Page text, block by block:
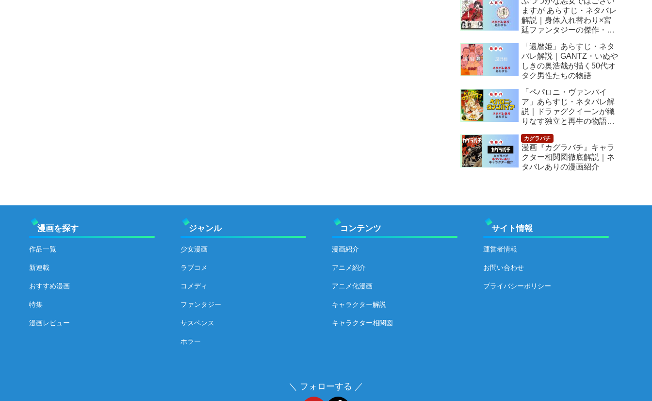
逆転人生
ますが あらすじ・ネタバレ
解説｜身体入れ替わり×宮
廷ファンタジーの傑作・
「還暦姫」あらすじ・ネタ
バレ解説｜GANTZ・いぬや
しきの奥浩哉が描く50代オ
タク男性たちの物語
「ペパロニ・ヴァンパイ
ア」あらすじ・ネタバレ解
説｜ドラァグクイーンが織
りなす独立と再生の物語
漫画『カグラバチ』キャラ
クター相関図徹底解説｜ネ
タバレありの漫画紹介
漫画を探す
作品一覧
新連載
おすすめ漫画
特集
漫画レビュー
ジャンル
少女漫画
ラブコメ
コメディ
ファンタジー
サスペンス
ホラー
コンテンツ
漫画紹介
アニメ紹介
アニメ化漫画
キャラクター解説
キャラクター相関図
サイト情報
運営者情報
お問い合わせ
プライバシーポリシー
＼ フォローする ／